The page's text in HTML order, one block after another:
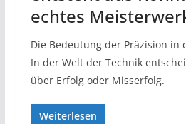
echtes
Die Bedeutung der Präzision in
In der Welt der Technik
über Erfolg oder Misserfolg.
Weiterlesen